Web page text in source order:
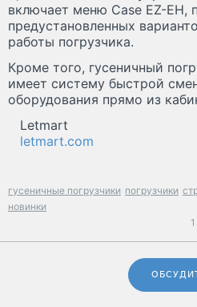
включает меню Case EZ-EH,
предустановленных
работы погрузчика.
Кроме того, гусеничный
имеет систему быстрой
оборудования прямо из
Letmart
letmart.com
гусеничные погрузчики погрузчики
новинки